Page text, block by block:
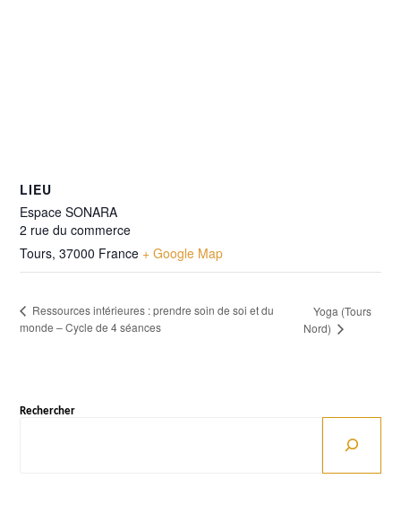
LIEU
Espace SONARA
2 rue du commerce
Tours, 37000 France + Google Map
Ressources intérieures : prendre soin de soi et du
monde – Cycle de 4 séances
Yoga (Tours
Nord)
Rechercher